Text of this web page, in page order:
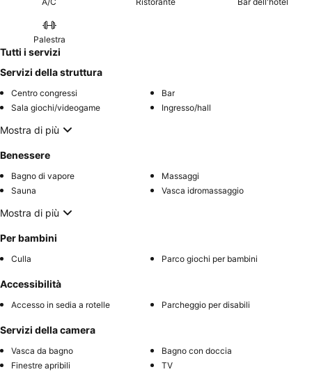
Palestra
Tutti i servizi
Servizi della struttura
Centro congressi
Bar
Sala giochi/videogame
Ingresso/hall
Mostra di più
Benessere
Bagno di vapore
Massaggi
Sauna
Vasca idromassaggio
Mostra di più
Per bambini
Culla Parco giochi per bambini
Accessibilità
Accesso in sedia a rotelle Parcheggio per disabili
Servizi della camera
Vasca da bagno
Bagno con doccia
Finestre apribili
TV